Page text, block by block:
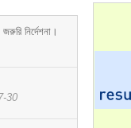
নির্দেশনা।
30